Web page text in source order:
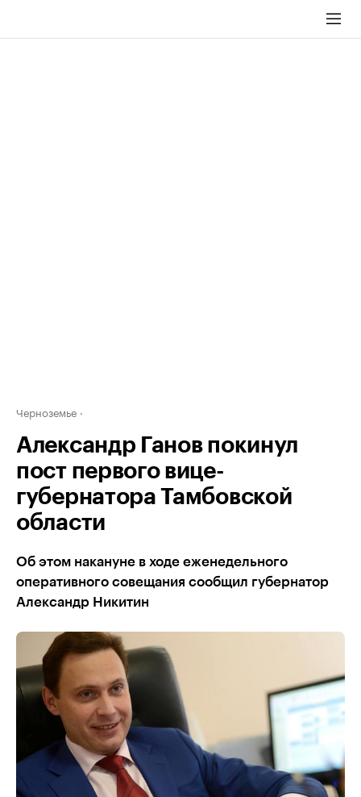
Черноземье
Александр Ганов покинул
пост первого вице-
губернатора Тамбовской
области
Об этом накануне в ходе еженедельного
оперативного совещания сообщил губернатор
Александр Никитин